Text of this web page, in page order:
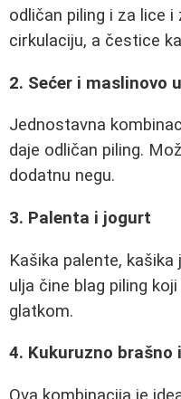
odličan piling i za lice
cirkulaciju, a čestice
2. Sećer i maslinovo
Jednostavna
daje odličan piling.
dodatnu negu.
3. Palenta i jogurt
Kašika palente,
ulja čine blag piling
glatkom.
4. Kukuruzno brašno